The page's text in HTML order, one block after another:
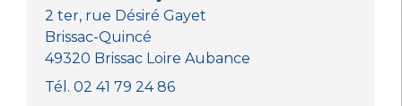
k
2 ter, rue Désiré Gayet
Brissac-Quincé
49320 Brissac Loire Aubance
Tél. 02 41 79 24 86